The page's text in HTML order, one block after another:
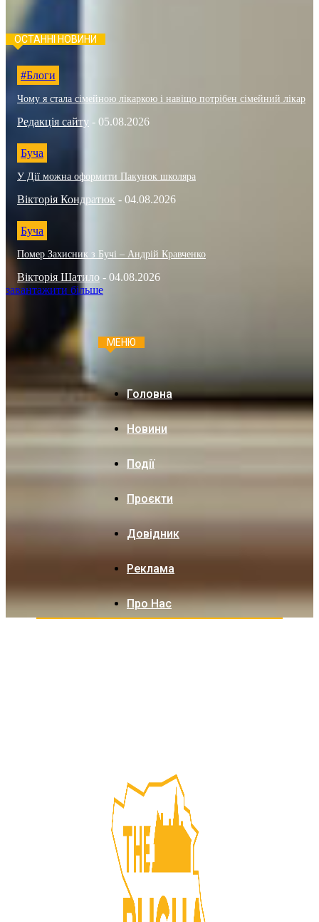
ОСТАННІ НОВИНИ
#Блоги
Чому я стала сімейною лікаркою і навіщо потрібен сімейний лікар
Редакція сайту - 05.08.2026
Буча
У Дії можна оформити Пакунок школяра
Вікторія Кондратюк - 04.08.2026
Буча
Помер Захисник з Бучі – Андрій Кравченко
Вікторія Шатило - 04.08.2026
завантажити більше
МЕНЮ
Головна
Новини
Події
Проєкти
Довідник
Реклама
Про Нас